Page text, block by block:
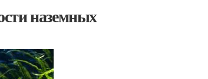
наземных